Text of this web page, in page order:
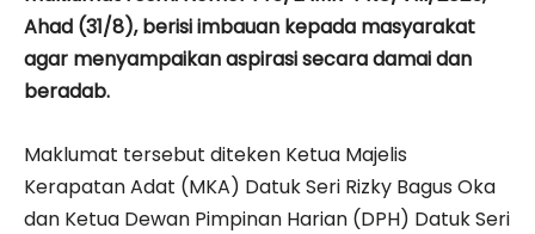
Ahad (31/8), berisi imbauan kepada masyarakat
agar menyampaikan aspirasi secara damai dan
beradab.
Maklumat tersebut diteken Ketua Majelis
Kerapatan Adat (MKA) Datuk Seri Rizky Bagus Oka
dan Ketua Dewan Pimpinan Harian (DPH) Datuk Seri